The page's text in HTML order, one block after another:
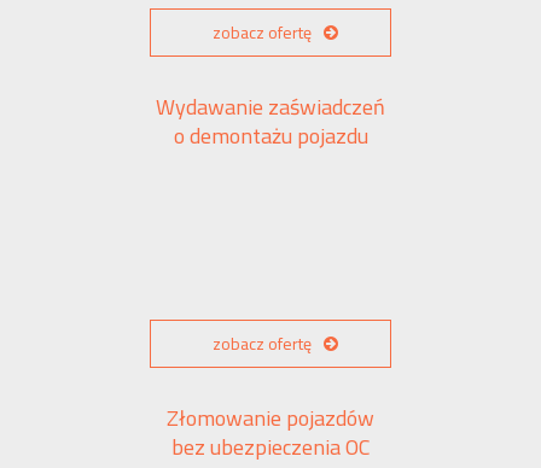
zobacz ofertę
Wydawanie zaświadczeń
o demontażu pojazdu
zobacz ofertę
Złomowanie pojazdów
bez ubezpieczenia OC